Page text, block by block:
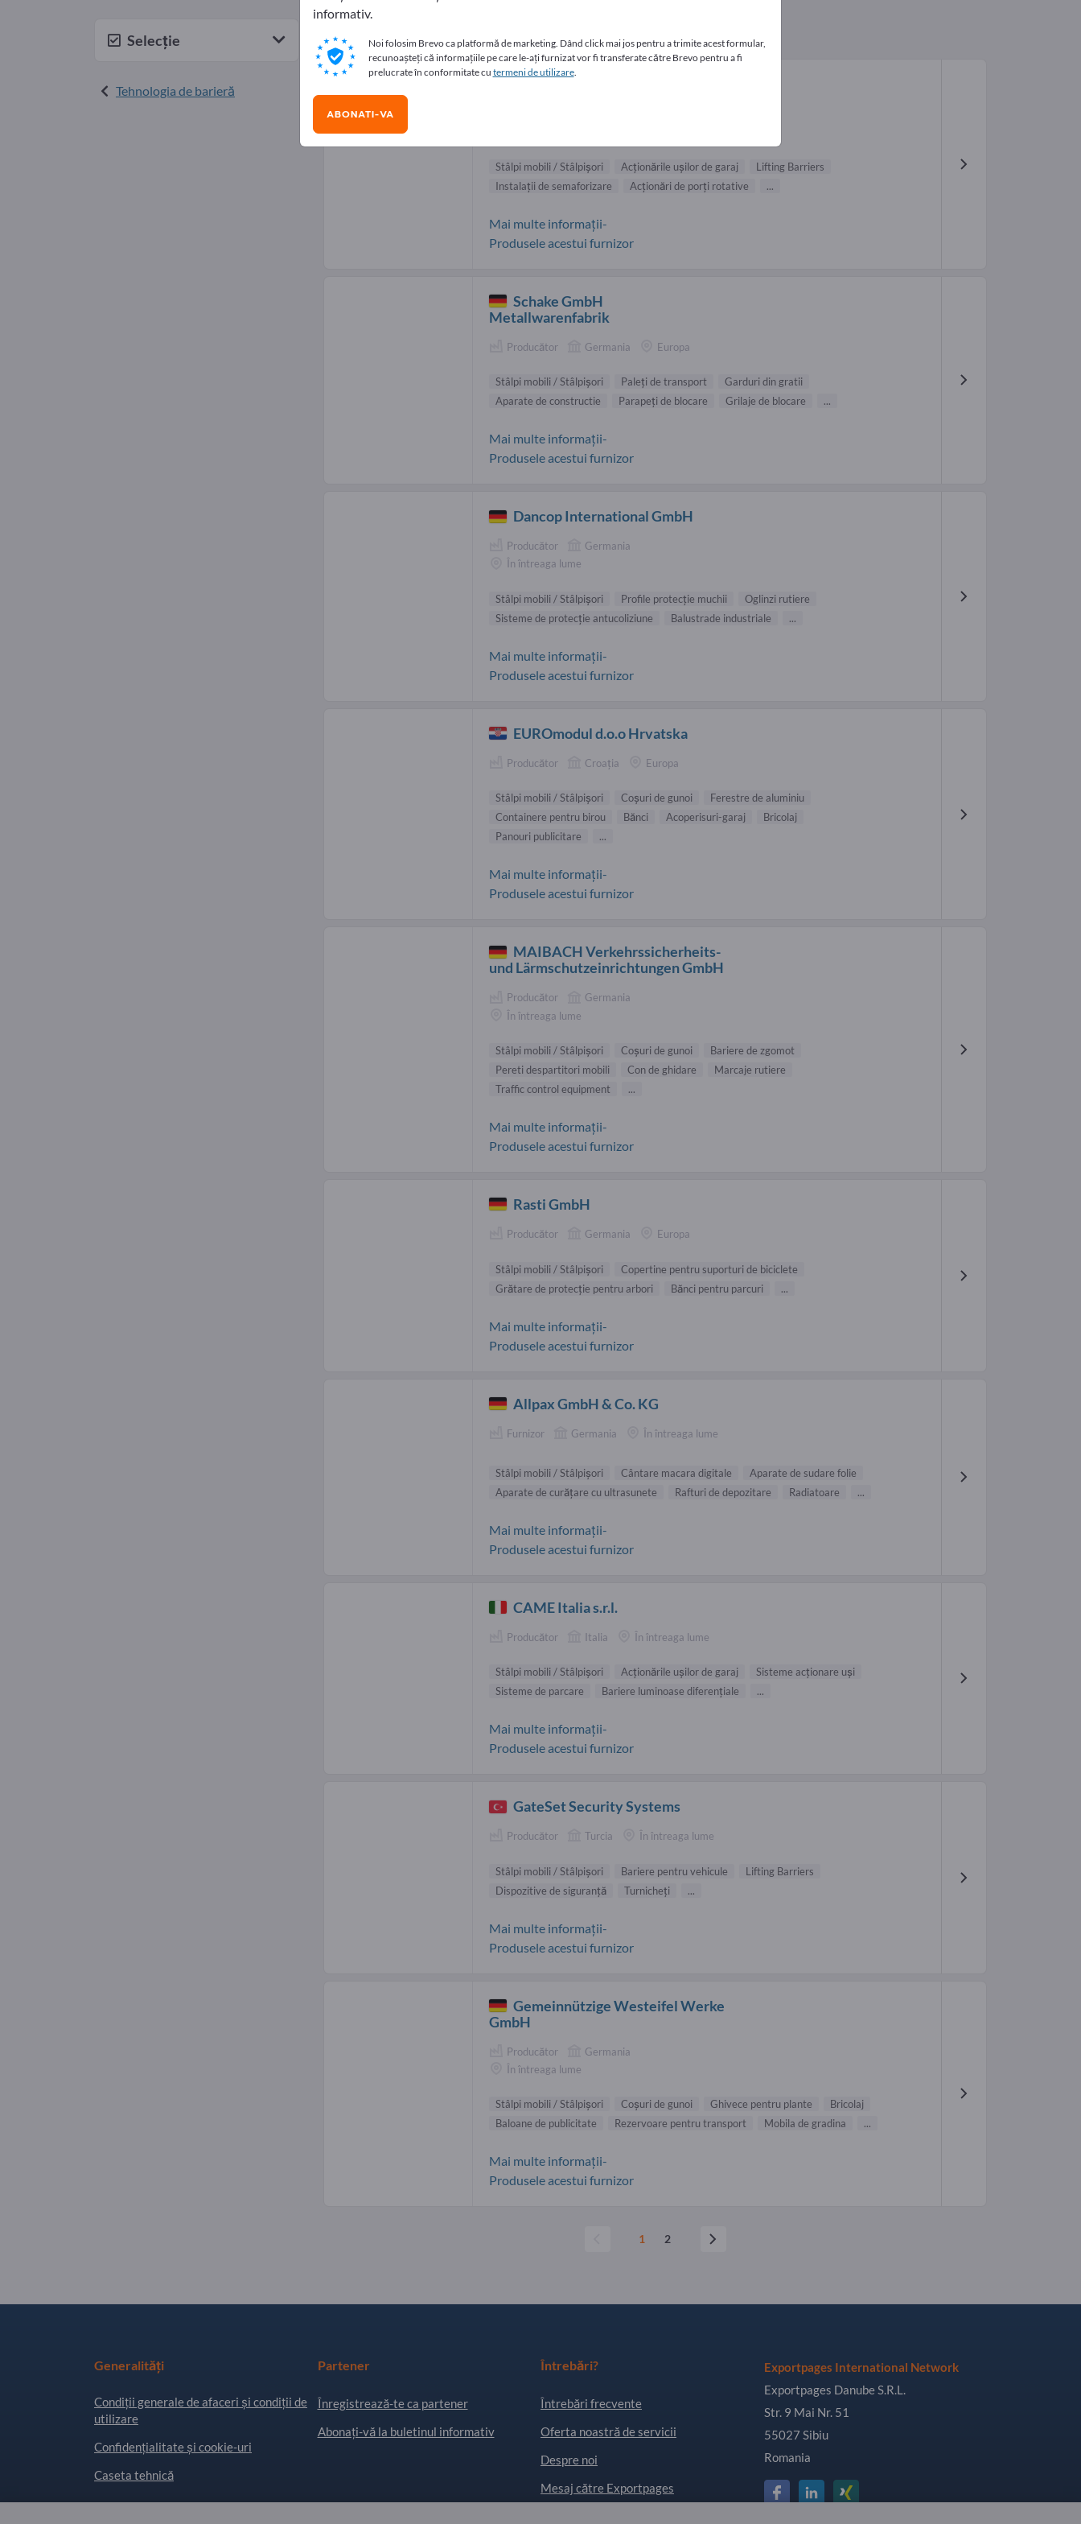
Selecție
Tehnologia de barieră
Furnizori Stâlpi mobili / Stâlpişori (20)
Stâlpi mobili / Stâlpişori Acţionările uşilor de garaj
Lifting Barriers
Instalaţii de semaforizare
Acţionări de porţi rotative ...
Mai multe informații-
Produsele acestui furnizor
Schake GmbH
Metallwarenfabrik
Producător Germania Europa
Stâlpi mobili / Stâlpişori Paleţi de transport
Garduri din gratii
Aparate de constructie
Parapeţi de blocare Grilaje de blocare ...
Mai multe informații-
Produsele acestui furnizor
Dancop International GmbH
Producător
Germania
În întreaga lume
Stâlpi mobili / Stâlpişori Profile protecţie muchii
Oglinzi rutiere
Sisteme de protecţie antucoliziune
Balustrade industriale ...
Mai multe informații-
Produsele acestui furnizor
EUROmodul d.o.o Hrvatska
Producător Croaţia Europa
Stâlpi mobili / Stâlpişori Coșuri de gunoi
Ferestre de aluminiu
Containere pentru birou
Bănci Acoperisuri-garaj
Bricolaj
Panouri publicitare
...
Mai multe informații-
Produsele acestui furnizor
MAIBACH Verkehrssicherheits-
und Lärmschutzeinrichtungen GmbH
Producător
Germania
În întreaga lume
Stâlpi mobili / Stâlpişori Coșuri de gunoi
Bariere de zgomot
Pereti despartitori mobili
Con de ghidare
Marcaje rutiere
Traffic control equipment
...
Mai multe informații-
Produsele acestui furnizor
Rasti GmbH
Producător Germania Europa
Stâlpi mobili / Stâlpişori
Copertine pentru suporturi de biciclete
Grătare de protecţie pentru arbori
Bănci pentru parcuri ...
Mai multe informații-
Produsele acestui furnizor
Allpax GmbH & Co. KG
Furnizor Germania În întreaga lume
Stâlpi mobili / Stâlpişori Cântare macara digitale
Aparate de sudare folie
Aparate de curăţare cu ultrasunete
Rafturi de depozitare Radiatoare ...
Mai multe informații-
Produsele acestui furnizor
CAME Italia s.r.l.
Producător Italia În întreaga lume
Stâlpi mobili / Stâlpişori Acţionările uşilor de garaj
Sisteme acţionare uşi
Sisteme de parcare
Bariere luminoase diferenţiale ...
Mai multe informații-
Produsele acestui furnizor
GateSet Security Systems
Producător Turcia În întreaga lume
Stâlpi mobili / Stâlpişori Bariere pentru vehicule
Lifting Barriers
Dispozitive de siguranță
Turnicheţi ...
Mai multe informații-
Produsele acestui furnizor
Gemeinnützige Westeifel Werke
GmbH
Producător
Germania
În întreaga lume
Stâlpi mobili / Stâlpişori Coșuri de gunoi Ghivece pentru plante
Bricolaj
Baloane de publicitate
Rezervoare pentru transport Mobila de gradina ...
Mai multe informații-
Produsele acestui furnizor
1 2
Generalități
Condiţii generale de afaceri și condiții de
utilizare
Confidențialitate și cookie-uri
Caseta tehnică
Partener
Înregistrează-te ca partener
Abonați-vă la buletinul informativ
Întrebări?
Întrebări frecvente
Oferta noastră de servicii
Despre noi
Mesaj către Exportpages
Exportpages International Network
Exportpages Danube S.R.L.
Str. 9 Mai Nr. 51
55027 Sibiu
Romania
informativ.
Noi folosim Brevo ca platformă de marketing. Dând click mai jos pentru a trimite acest formular,
recunoașteți că informațiile pe care le-ați furnizat vor fi transferate către Brevo pentru a fi
prelucrate în conformitate cu termeni de utilizare.
ABONATI-VA